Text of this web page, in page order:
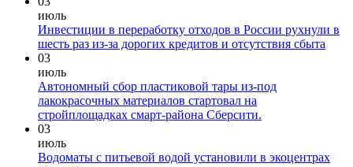
июль
Инвестиции в переработку отходов в России рухнули в
шесть раз из-за дорогих кредитов и отсутствия сбыта
03
июль
Автономный сбор пластиковой тары из-под
лакокрасочных материалов стартовал на
стройплощадках смарт-района Сберсити.
03
июль
Водоматы с питьевой водой установили в экоцентрах